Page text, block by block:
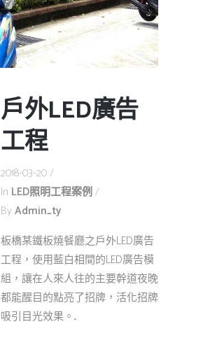
戶外LED廣告
工程
2018-03-20
In LED照明工程案例
By Admin_ty
板橋某鐵板燒餐廳之戶外LED廣告
工程，使用藍白相間的LED廣告模
組，讓在人來人往的主要幹道夜晚
都能醒目的點亮了招牌，活化招牌
吸引目光效果。...